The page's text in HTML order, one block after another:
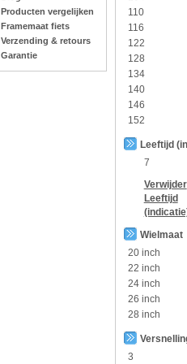
Producten vergelijken
Framemaat fiets
Verzending & retours
Garantie
110
116
122
128
134
140
146
152
Leeftijd
7
Verwijder
Leeftijd
Wielmaat
20 inch
22 inch
24 inch
26 inch
28 inch
3